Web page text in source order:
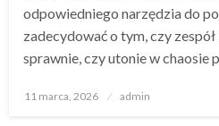
odpowiedniego narzędzia do
zadecydować o tym, czy
sprawnie, czy utonie w chaosie
Opublikowane
11 marca, 2026 admin